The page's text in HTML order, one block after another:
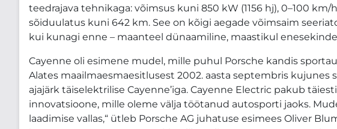
teedrajava tehnikaga: võimsus kuni 850 kW (1156 hj), 0–100
sõiduulatus kuni 642 km. See on kõigi aegade võimsaim
kui kunagi enne – maanteel dünaamiline, maastikul
Cayenne oli esimene mudel, mille puhul Porsche kandis
Alates maailmaesmaesitlusest 2002. aasta septembris
ajajärk täiselektrilise Cayenne’iga. Cayenne Electric pakub
innovatsioone, mille oleme välja töötanud autosporti jaoks.
laadimise vallas,“ ütleb Porsche AG juhatuse esimees Oliver